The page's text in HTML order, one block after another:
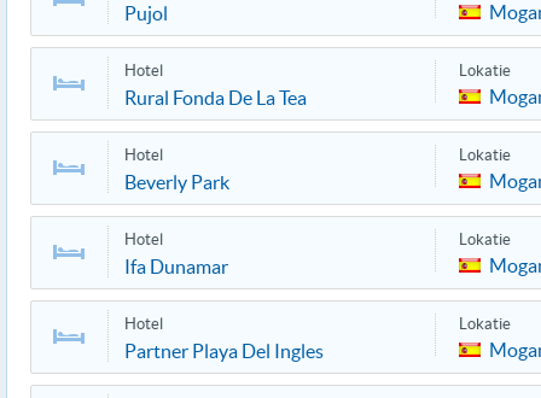
Pujol
Hotel
Rural Fonda De La Tea
Lokatie
Hotel
Beverly Park
Lokatie
Hotel
Ifa Dunamar
Lokatie
Hotel
Partner Playa Del Ingles
Lokatie